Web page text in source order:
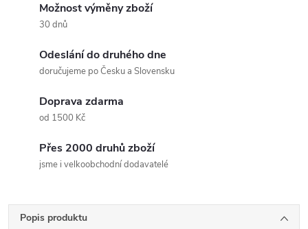
Možnost výměny zboží
30 dnů
Odeslání do druhého dne
doručujeme po Česku a Slovensku
Doprava zdarma
od 1500 Kč
Přes 2000 druhů zboží
jsme i velkoobchodní dodavatelé
Popis produktu